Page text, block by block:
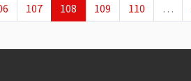
Page
107 Nuvarande sida
108 Page
109 Page
110 …